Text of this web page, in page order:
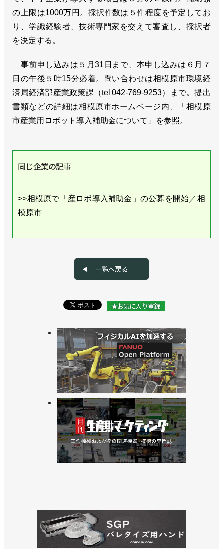
の上限は1000万円。採択件数は５件程度を予定してお
り、学識経験者、技術専門家を交えて審査し、採択者
を決定する。
事前申し込みは５月31日まで、本申し込みは６月７
日の午後５時15分必着。問い合わせは相模原市環境経
済局経済部産業政策課（tel:042-769-9253）まで。提出
書類などの詳細は相模原市ホームページ内、
「相模原
市産業用ロボット導入補助金について」
を参照。
同じ企業の記事
>>相模原で「産ロボ導入補助金」の公募を開始／相
模原市
一覧へ戻る
★お気に入り登録